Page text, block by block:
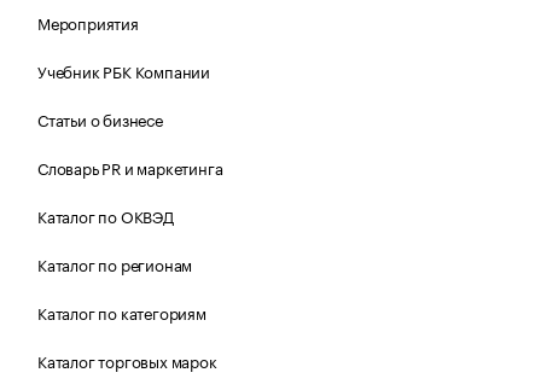
Мероприятия
Учебник РБК Компании
Статьи о бизнесе
Словарь PR и маркетинга
Каталог по ОКВЭД
Каталог по регионам
Каталог по категориям
Каталог торговых марок